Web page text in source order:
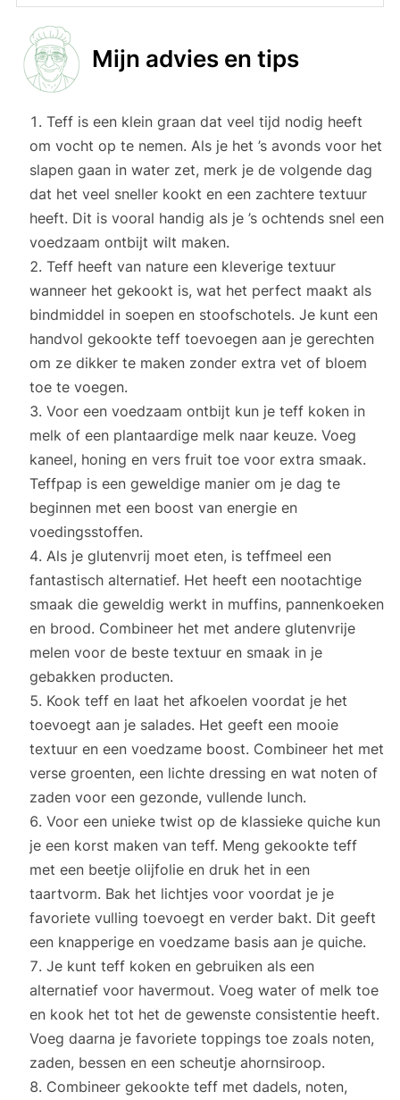
Mijn advies en tips
Teff is een klein graan dat veel tijd nodig heeft
om vocht op te nemen. Als je het ’s avonds voor het
slapen gaan in water zet, merk je de volgende dag
dat het veel sneller kookt en een zachtere textuur
heeft. Dit is vooral handig als je ’s ochtends snel een
voedzaam ontbijt wilt maken.
Teff heeft van nature een kleverige textuur
wanneer het gekookt is, wat het perfect maakt als
bindmiddel in soepen en stoofschotels. Je kunt een
handvol gekookte teff toevoegen aan je gerechten
om ze dikker te maken zonder extra vet of bloem
toe te voegen.
Voor een voedzaam ontbijt kun je teff koken in
melk of een plantaardige melk naar keuze. Voeg
kaneel, honing en vers fruit toe voor extra smaak.
Teffpap is een geweldige manier om je dag te
beginnen met een boost van energie en
voedingsstoffen.
Als je glutenvrij moet eten, is teffmeel een
fantastisch alternatief. Het heeft een nootachtige
smaak die geweldig werkt in muffins, pannenkoeken
en brood. Combineer het met andere glutenvrije
melen voor de beste textuur en smaak in je
gebakken producten.
Kook teff en laat het afkoelen voordat je het
toevoegt aan je salades. Het geeft een mooie
textuur en een voedzame boost. Combineer het met
verse groenten, een lichte dressing en wat noten of
zaden voor een gezonde, vullende lunch.
Voor een unieke twist op de klassieke quiche kun
je een korst maken van teff. Meng gekookte teff
met een beetje olijfolie en druk het in een
taartvorm. Bak het lichtjes voor voordat je je
favoriete vulling toevoegt en verder bakt. Dit geeft
een knapperige en voedzame basis aan je quiche.
Je kunt teff koken en gebruiken als een
alternatief voor havermout. Voeg water of melk toe
en kook het tot het de gewenste consistentie heeft.
Voeg daarna je favoriete toppings toe zoals noten,
zaden, bessen en een scheutje ahornsiroop.
Combineer gekookte teff met dadels, noten,